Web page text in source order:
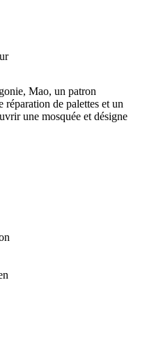
Mao, un patron
réparation de palettes et un
une mosquée et désigne